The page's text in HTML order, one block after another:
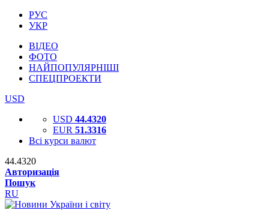
РУС
УКР
ВІДЕО
ФОТО
НАЙПОПУЛЯРНІШІ
СПЕЦПРОЕКТИ
USD
USD 44.4320
EUR 51.3316
Всі курси валют
44.4320
Авторизація
Пошук
RU